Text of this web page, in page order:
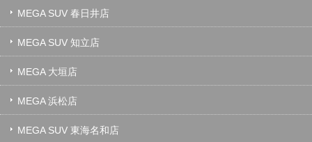
MEGA SUV 春日井店
MEGA SUV 知立店
MEGA 大垣店
MEGA 浜松店
MEGA SUV 東海名和店